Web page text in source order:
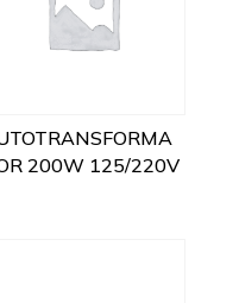
200W 125/220V